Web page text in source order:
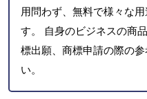
用問わず、無料で様々な
す。 自身のビジネスの商
標出願、商標申請の際の
い。